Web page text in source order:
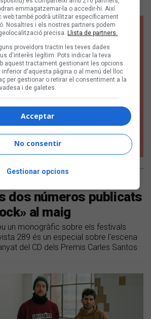
288
Bello són les cares
dos números publicats
al maig
un monogràfic sobre els festivals
289 és un especial sobre l'escena
del CD dels Premis Carles Santos
emmagatzemar-la o accedir-hi. Així
web també podrà utilitzar específicament
Nosaltres i els nostres partners podem
precisa. Llista de partners.
proveïdors tractin les teves dades
d'interès legítim. Pots indicar la teva
aquest tractament gestionant les opcions
inferior d'aquesta pàgina o al menú del lloc
per gestionar o retirar el consentiment a la
i de galetes.
Acceptar
No consentir
Gestionar opcions